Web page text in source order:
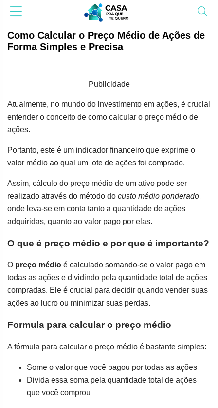
Como Calcular o Preço Médio de Ações de
Forma Simples e Precisa
Publicidade
Atualmente, no mundo do investimento em ações, é crucial
entender o conceito de como calcular o preço médio de
ações.
Portanto, este é um indicador financeiro que exprime o
valor médio ao qual um lote de ações foi comprado.
Assim, cálculo do preço médio de um ativo pode ser
realizado através do método do custo médio ponderado,
onde leva-se em conta tanto a quantidade de ações
adquiridas, quanto ao valor pago por elas.
O que é preço médio e por que é importante?
O preço médio é calculado somando-se o valor pago em
todas as ações e dividindo pela quantidade total de ações
compradas. Ele é crucial para decidir quando vender suas
ações ao lucro ou minimizar suas perdas.
Formula para calcular o preço médio
A fórmula para calcular o preço médio é bastante simples:
Some o valor que você pagou por todas as ações
Divida essa soma pela quantidade total de ações
que você comprou